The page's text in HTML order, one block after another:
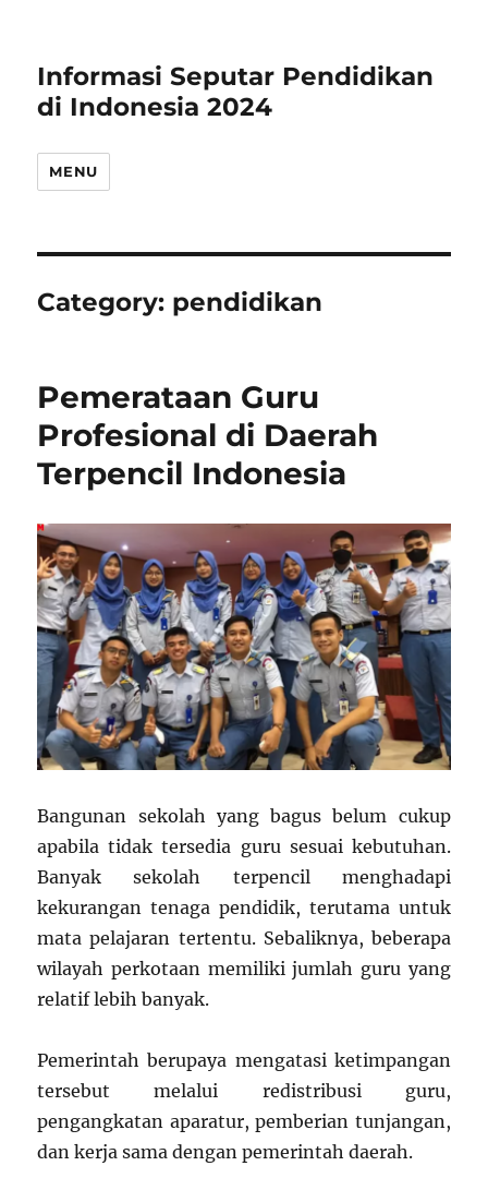
Informasi Seputar Pendidikan
di Indonesia 2024
MENU
Category: pendidikan
Pemerataan Guru
Profesional di Daerah
Terpencil Indonesia
Bangunan sekolah yang bagus belum cukup
apabila tidak tersedia guru sesuai kebutuhan.
Banyak sekolah terpencil menghadapi
kekurangan tenaga pendidik, terutama untuk
mata pelajaran tertentu. Sebaliknya, beberapa
wilayah perkotaan memiliki jumlah guru yang
relatif lebih banyak.
Pemerintah berupaya mengatasi ketimpangan
tersebut melalui redistribusi guru,
pengangkatan aparatur, pemberian tunjangan,
dan kerja sama dengan pemerintah daerah.